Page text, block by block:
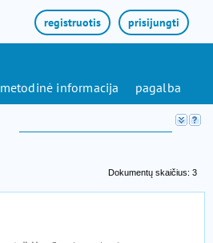
prisijungti
registruotis
metodinė informacija pagalba